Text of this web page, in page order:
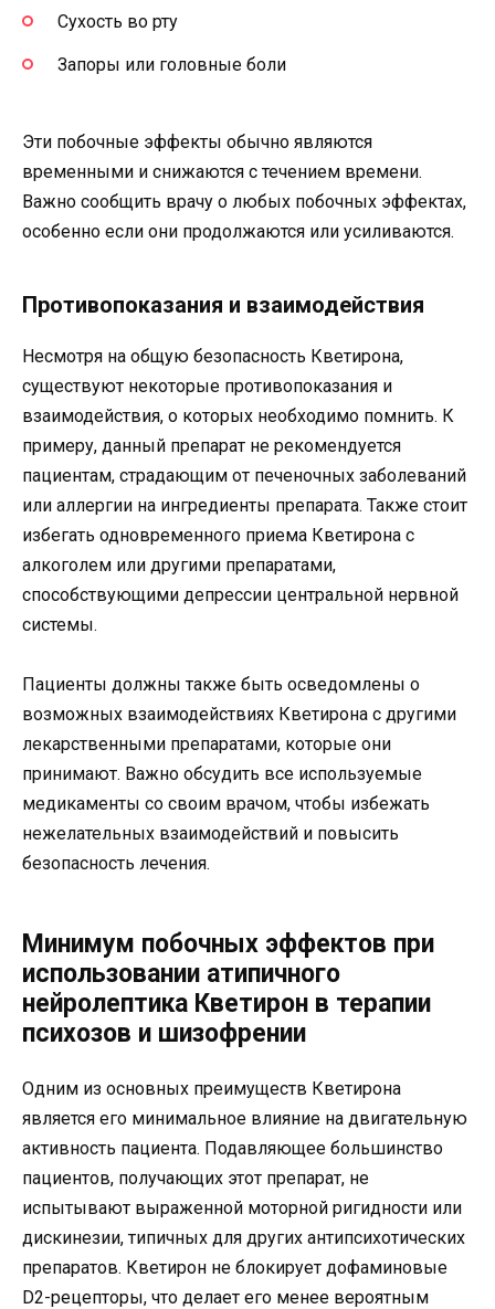
Сухость во рту
Запоры или головные боли
Эти побочные эффекты обычно являются
временными и снижаются с течением времени.
Важно сообщить врачу о любых побочных эффектах,
особенно если они продолжаются или усиливаются.
Противопоказания и взаимодействия
Несмотря на общую безопасность Кветирона,
существуют некоторые противопоказания и
взаимодействия, о которых необходимо помнить. К
примеру, данный препарат не рекомендуется
пациентам, страдающим от печеночных заболеваний
или аллергии на ингредиенты препарата. Также стоит
избегать одновременного приема Кветирона с
алкоголем или другими препаратами,
способствующими депрессии центральной нервной
системы.
Пациенты должны также быть осведомлены о
возможных взаимодействиях Кветирона с другими
лекарственными препаратами, которые они
принимают. Важно обсудить все используемые
медикаменты со своим врачом, чтобы избежать
нежелательных взаимодействий и повысить
безопасность лечения.
Минимум побочных эффектов при
использовании атипичного
нейролептика Кветирон в терапии
психозов и шизофрении
Одним из основных преимуществ Кветирона
является его минимальное влияние на двигательную
активность пациента. Подавляющее большинство
пациентов, получающих этот препарат, не
испытывают выраженной моторной ригидности или
дискинезии, типичных для других антипсихотических
препаратов. Кветирон не блокирует дофаминовые
D2-рецепторы, что делает его менее вероятным